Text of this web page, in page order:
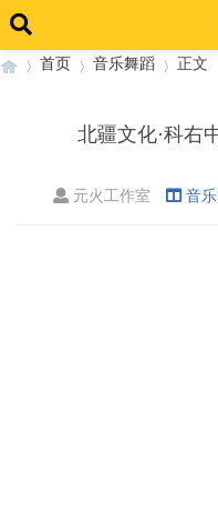
首页 音乐舞蹈 正文
北疆文化·科右
元火工作室 音